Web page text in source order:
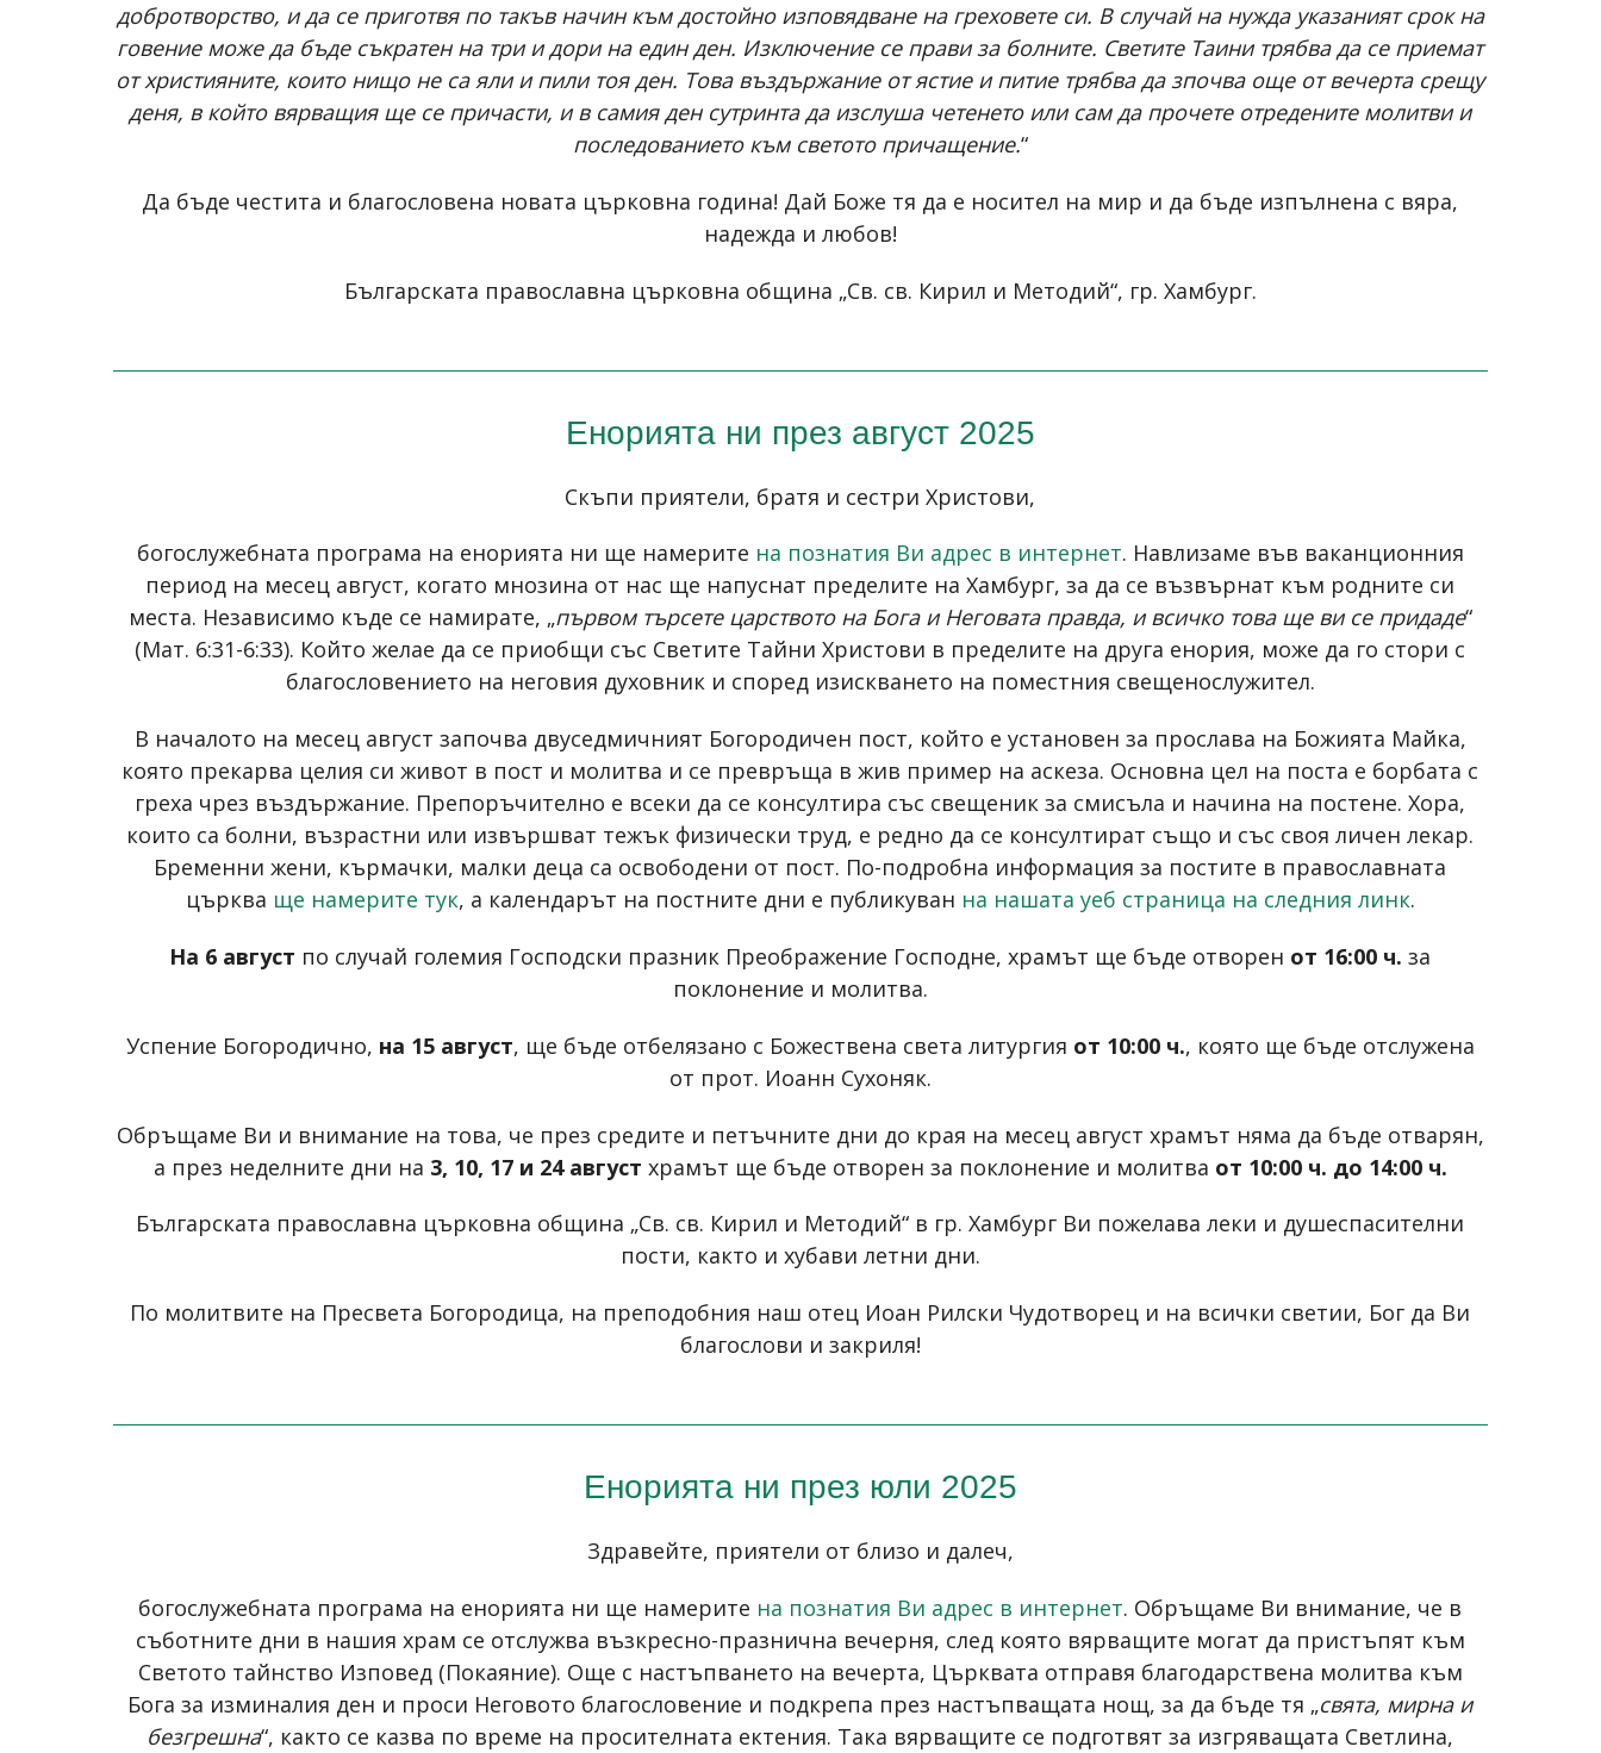
добротворство, и да се приготвя по такъв начин към достойно изповядване на греховете си. В случай на нужда указаният срок на
говение може да бъде съкратен на три и дори на един ден. Изключение се прави за болните. Светите Таини трябва да се приемат
от християните, които нищо не са яли и пили тоя ден. Това въздържание от ястие и питие трябва да зпочва още от вечерта срещу
деня, в който вярващия ще се причасти, и в самия ден сутринта да изслуша четенето или сам да прочете отредените молитви и
последованието към светото причащение.“
Да бъде честита и благословена новата църковна година! Дай Боже тя да е носител на мир и да бъде изпълнена с вяра,
надежда и любов!
Българската православна църковна община „Св. св. Кирил и Методий“, гр. Хамбург.
Енорията ни през август 2025
Скъпи приятели, братя и сестри Христови,
богослужебната програма на енорията ни ще намерите на познатия Ви адрес в интернет. Навлизаме във ваканционния
период на месец август, когато мнозина от нас ще напуснат пределите на Хамбург, за да се възвърнат към родните си
места. Независимо къде се намирате, „първом търсете царството на Бога и Неговата правда, и всичко това ще ви се придаде“
(Мат. 6:31-6:33). Който желае да се приобщи със Светите Тайни Христови в пределите на друга енория, може да го стори с
благословението на неговия духовник и според изискването на поместния свещенослужител.
В началото на месец август започва двуседмичният Богородичен пост, който е установен за прослава на Божията Майка,
която прекарва целия си живот в пост и молитва и се превръща в жив пример на аскеза. Основна цел на поста е борбата с
греха чрез въздържание. Препоръчително е всеки да се консултира със свещеник за смисъла и начина на постене. Хора,
които са болни, възрастни или извършват тежък физически труд, е редно да се консултират също и със своя личен лекар.
Бременни жени, кърмачки, малки деца са освободени от пост. По-подробна информация за постите в православната
църква ще намерите тук, а календарът на постните дни е публикуван на нашата уеб страница на следния линк.
На 6 август по случай големия Господски празник Преображение Господне, храмът ще бъде отворен от 16:00 ч.за
поклонение и молитва.
Успение Богородично, на 15 август, ще бъде отбелязано с Божествена света литургия от 10:00 ч., която ще бъде отслужена
от прот. Иоанн Сухоняк.
Обръщаме Ви и внимание на това, че през средите и петъчните дни до края на месец август храмът няма да бъде отварян,
а през неделните дни на 3, 10, 17 и 24 август храмът ще бъде отворен за поклонение и молитва от 10:00 ч. до 14:00 ч.
Българската православна църковна община „Св. св. Кирил и Методий“ в гр. Хамбург Ви пожелава леки и душеспасителни
пости, както и хубави летни дни.
По молитвите на Пресвета Богородица, на преподобния наш отец Иоан Рилски Чудотворец и на всички светии, Бог да Ви
благослови и закриля!
Енорията ни през юли 2025
Здравейте, приятели от близо и далеч,
богослужебната програма на енорията ни ще намерите на познатия Ви адрес в интернет. Обръщаме Ви внимание, че в
съботните дни в нашия храм се отслужва възкресно-празнична вечерня, след която вярващите могат да пристъпят към
Светото тайнство Изповед (Покаяние). Още с настъпването на вечерта, Църквата отправя благодарствена молитва към
Бога за изминалия ден и проси Неговото благословение и подкрепа през настъпващата нощ, за да бъде тя „свята, мирна и
безгрешна“, както се казва по време на просителната ектения. Така вярващите се подготвят за изгряващата Светлина,